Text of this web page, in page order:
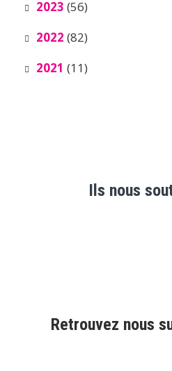
2023 (56)
2022 (82)
2021 (11)
Ils nous
Retrouvez nous